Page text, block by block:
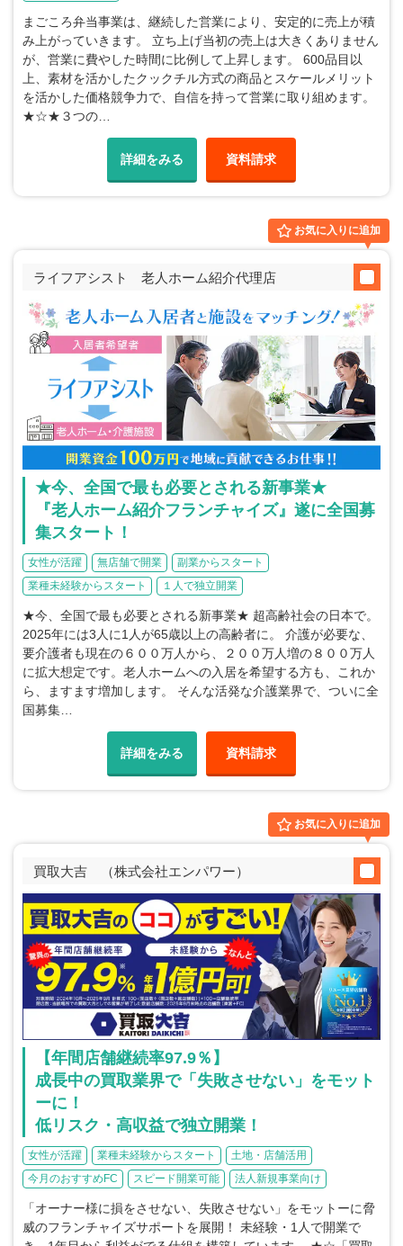
まごころ弁当事業は、継続した営業により、安定的に売上が積
み上がっていきます。 立ち上げ当初の売上は大きくありません
が、営業に費やした時間に比例して上昇します。 600品目以
上、素材を活かしたクックチル方式の商品とスケールメリット
を活かした価格競争力で、自信を持って営業に取り組めます。
★☆★３つの…
詳細をみる 資料請求
お気に入りに追加
ライフアシスト 老人ホーム紹介代理店
★今、全国で最も必要とされる新事業★
『老人ホーム紹介フランチャイズ』遂に全国募
集スタート！
女性が活躍 無店舗で開業
副業からスタート
業種未経験からスタート
１人で独立開業
★今、全国で最も必要とされる新事業★ 超高齢社会の日本で。
2025年には3人に1人が65歳以上の高齢者に。 介護が必要な、
要介護者も現在の６００万人から、２００万人増の８００万人
に拡大想定です。老人ホームへの入居を希望する方も、これか
ら、ますます増加します。 そんな活発な介護業界で、ついに全
国募集…
詳細をみる 資料請求
お気に入りに追加
買取大吉 （株式会社エンパワー）
【年間店舗継続率97.9％】
成長中の買取業界で「失敗させない」をモット
ーに！
低リスク・高収益で独立開業！
女性が活躍 業種未経験からスタート
土地・店舗活用
今月のおすすめFC
スピード開業可能 法人新規事業向け
「オーナー様に損をさせない、失敗させない」をモットーに脅
威のフランチャイズサポートを展開！ 未経験・1人で開業で